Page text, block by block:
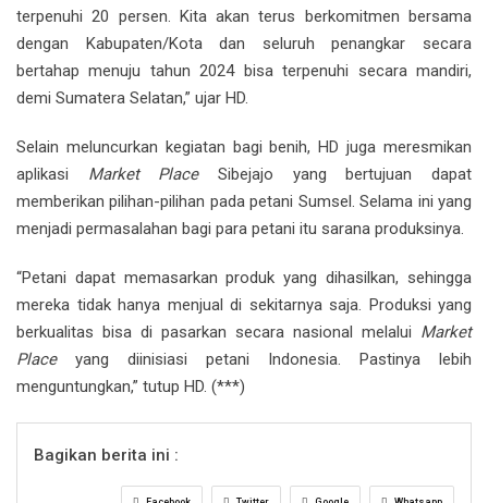
terpenuhi 20 persen. Kita akan terus berkomitmen bersama
dengan Kabupaten/Kota dan seluruh penangkar secara
bertahap menuju tahun 2024 bisa terpenuhi secara mandiri,
demi Sumatera Selatan,” ujar HD.
Selain meluncurkan kegiatan bagi benih, HD juga meresmikan
aplikasi Market PlaceSibejajo yang bertujuan dapat
memberikan pilihan-pilihan pada petani Sumsel. Selama ini yang
menjadi permasalahan bagi para petani itu sarana produksinya.
“Petani dapat memasarkan produk yang dihasilkan, sehingga
mereka tidak hanya menjual di sekitarnya saja. Produksi yang
berkualitas bisa di pasarkan secara nasional melalui Market
Placeyang diinisiasi petani Indonesia. Pastinya lebih
menguntungkan,” tutup HD. (***)
Bagikan berita ini :